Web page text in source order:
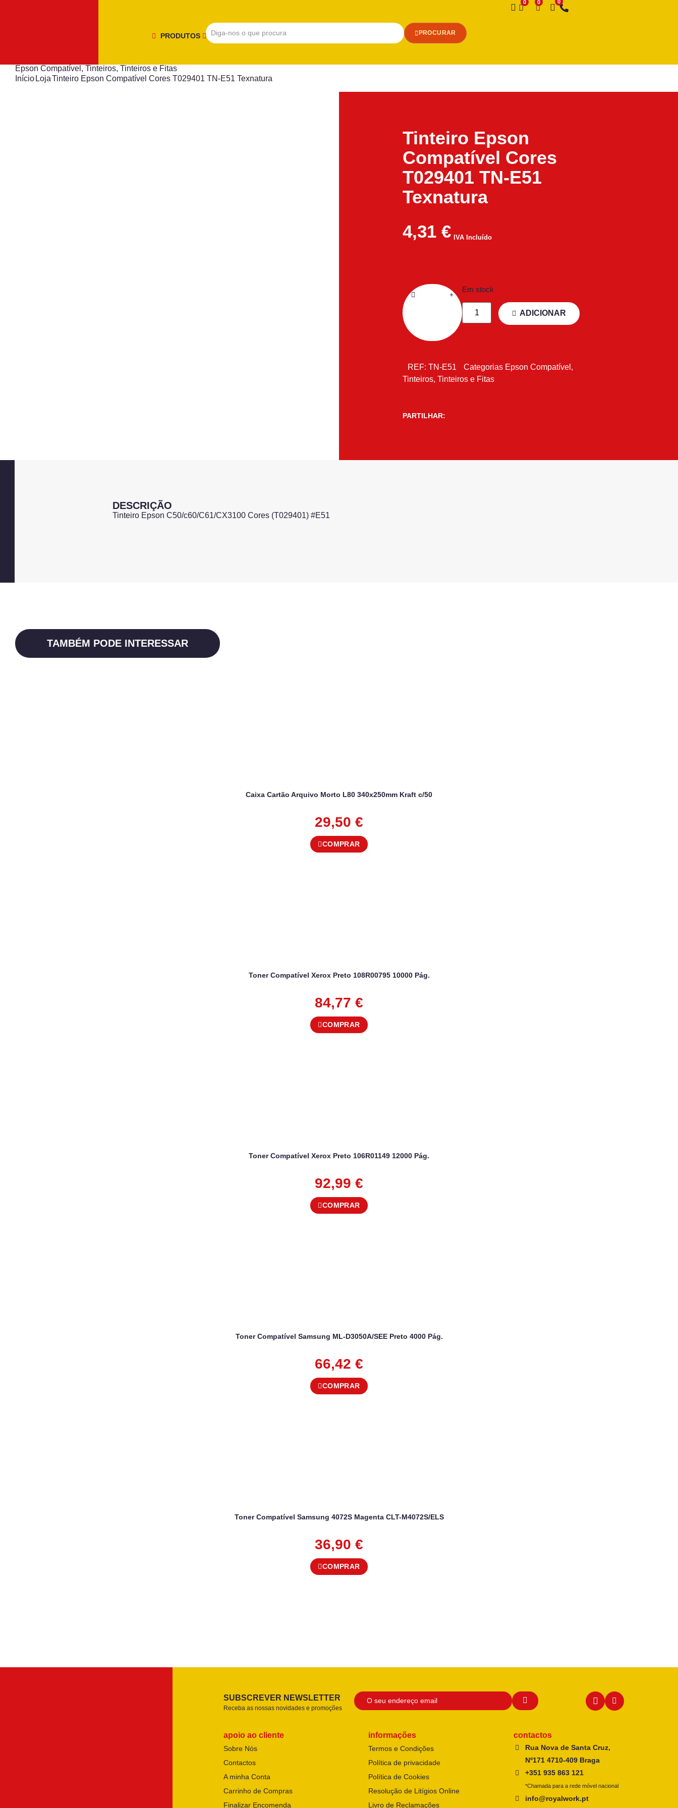
PRODUTOS PROCURAR
Desejo
Epson Compatível , Tinteiros, Tinteiros e Fitas
Início LojaTinteiro Epson Compatível Cores T029401 TN-E51 Texnatura
Tinteiro Epson
Compatível Cores
T029401 TN-E51
Texnatura
4,31 € IVA Incluído
Em stock
ADICIONAR
REF: TN-E51 Categorias Epson Compatível ,
Tinteiros, Tinteiros e Fitas
PARTILHAR:
DESCRIÇÃO
Tinteiro Epson C50/c60/C61/CX3100 Cores (T029401) #E51
TAMBÉM PODE INTERESSAR
Caixa Cartão Arquivo Morto L80 340x250mm Kraft c/50
29,50 €
COMPRAR
Toner Compatível Xerox Preto 108R00795 10000 Pág.
84,77 €
COMPRAR
Toner Compatível Xerox Preto 106R01149 12000 Pág.
92,99 €
COMPRAR
Toner Compatível Samsung ML-D3050A/SEE Preto 4000 Pág.
66,42 €
COMPRAR
Toner Compatível Samsung 4072S Magenta CLT-M4072S/ELS
36,90 €
COMPRAR
SUBSCREVER NEWSLETTER
Receba as nossas novidades e promoções
apoio ao cliente
Sobre Nós
Contactos
A minha Conta
Carrinho de Compras
Finalizar Encomenda
informações
Termos e Condições
Política de privacidade
Política de Cookies
Resolução de Litígios Online
Livro de Reclamações
contactos
Rua Nova de Santa Cruz,
Nº171 4710-409 Braga
+351 935 863 121
*Chamada para a rede móvel nacional
info@royalwork.pt